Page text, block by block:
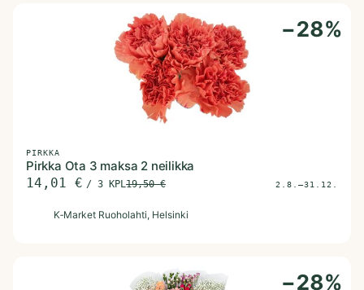
−28%
PIRKKA
Pirkka Ota 3 maksa 2 neilikka
14,01 € / 3 KPL19,50€ 2.8.–31.12.
K‑Market Ruoholahti, Helsinki
−28%